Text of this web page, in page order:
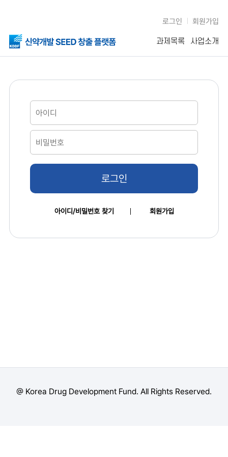
로그인 회원가입
과제목록 사업소개
로그인
아이디/비밀번호 찾기 회원가입
@ Korea Drug Development Fund. All Rights Reserved.